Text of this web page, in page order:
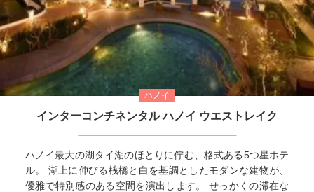
ハノイ
インターコンチネンタル ハノイ ウエストレイク
ハノイ最大の湖タイ湖のほとりに佇む、格式ある5つ星ホテ
ル。 湖上に伸びる桟橋と白を基調としたモダンな建物が、
優雅で特別感のある空間を演出します。 せっかくの滞在な